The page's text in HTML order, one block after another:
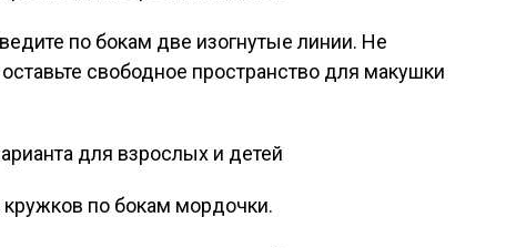
по бокам две изогнутые линии. Не
свободное пространство для макушки
по бокам мордочки.